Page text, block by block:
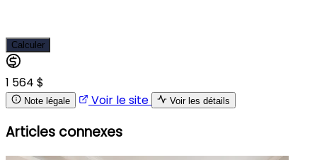
Calculer
1 564 $
Note légale Voir le site Voir les détails
Articles connexes